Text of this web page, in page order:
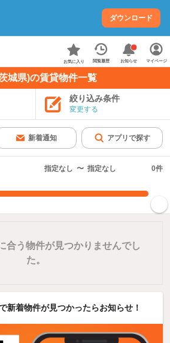
ダウンロード
お気に入り 閲覧履歴 お知らせ マイページ
城県)の賃貸物件一覧
絞り込み条件
変更する
新着通知 アプリで探す
指定なし 〜 指定なし 0件
合う物件が見つかりませんでし
た。
新着物件が見つかったらお知らせ！